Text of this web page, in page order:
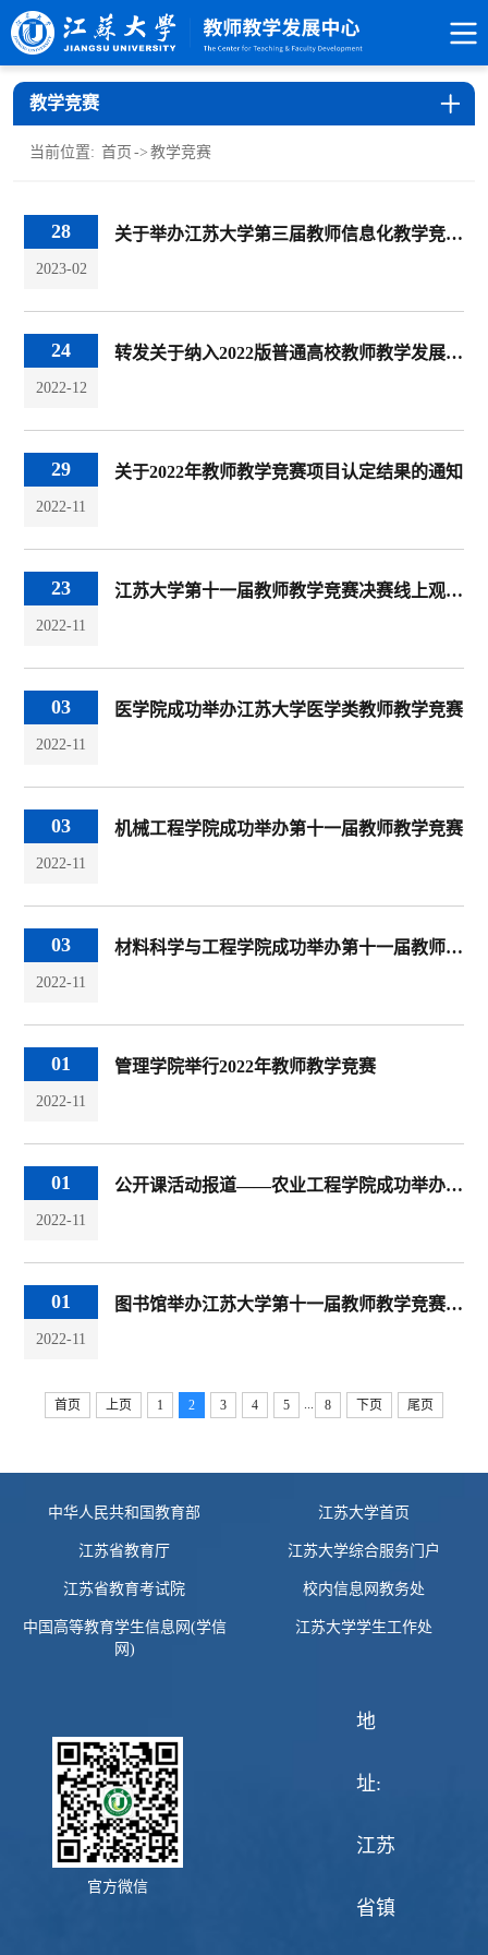
教学竞赛
当前位置: 首页 -> 教学竞赛
28
2023-02
关于举办江苏大学第三届教师信息化教学竞赛的通知
24
2022-12
转发关于纳入2022版普通高校教师教学发展指数的教师教学竞赛数据
29
2022-11
关于2022年教师教学竞赛项目认定结果的通知
23
2022-11
江苏大学第十一届教师教学竞赛决赛线上观看方式
03
2022-11
医学院成功举办江苏大学医学类教师教学竞赛
03
2022-11
机械工程学院成功举办第十一届教师教学竞赛
03
2022-11
材料科学与工程学院成功举办第十一届教师教学竞赛
01
2022-11
管理学院举行2022年教师教学竞赛
01
2022-11
公开课活动报道——农业工程学院成功举办“课程思政”示范公开课
01
2022-11
图书馆举办江苏大学第十一届教师教学竞赛馆内选拔赛
首页 上页 1 2 3 4 5 8 下页 尾页
中华人民共和国教育部 江苏大学首页
江苏省教育厅 江苏大学综合服务门户
江苏省教育考试院 校内信息网教务处
中国高等教育学生信息网(学信
网)
江苏大学学生工作处
官方微信
地
址:
江苏
省镇